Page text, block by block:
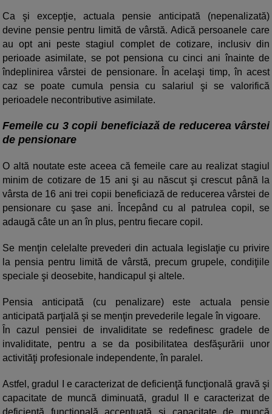
Ca şi excepţie, actuala pensie anticipată (nepenalizată)
devine pensie pentru limită de vârstă. Adică persoanele care
au opt ani peste stagiul complet de cotizare, inclusiv din
perioade asimilate, se pot pensiona cu cinci ani înainte de
îndeplinirea vârstei de pensionare. În acelaşi timp, în acest
caz se poate cumula pensia cu salariul şi se valorifică
perioadele necontributive asimilate.
Femeile cu 3 copii beneficiază de reducerea vârstei
de pensionare
O altă noutate este aceea că femeile care au realizat stagiul
minim de cotizare de 15 ani şi au născut şi crescut până la
vârsta de 16 ani trei copii beneficiază de reducerea vârstei de
pensionare cu şase ani. Începând cu al patrulea copil, se
adaugă câte un an în plus, pentru fiecare copil.
Se menţin celelalte prevederi din actuala legislaţie cu privire
la pensia pentru limită de vârstă, precum grupele, condiţiile
speciale şi deosebite, handicapul şi altele.
Pensia anticipată (cu penalizare) este actuala pensie
anticipată parţială şi se menţin prevederile legale în vigoare.
În cazul pensiei de invaliditate se redefinesc gradele de
invaliditate, pentru a se da posibilitatea desfăşurării unor
activităţi profesionale independente, în paralel.
Astfel, gradul I e caracterizat de deficienţă funcţională gravă şi
capacitate de muncă diminuată, gradul II e caracterizat de